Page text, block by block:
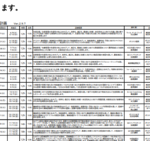
ます。